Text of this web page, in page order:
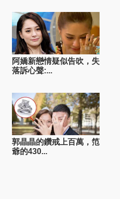
阿嬌新戀情疑似告吹，失
落訴心聲:...
郭晶晶的鑽戒上百萬，笵
爺的430...